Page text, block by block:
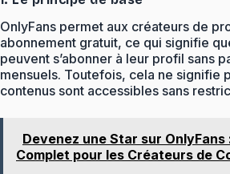
OnlyFans permet aux créateurs de
abonnement gratuit, ce qui signifie
peuvent s’abonner à leur profil sans
mensuels. Toutefois, cela ne signifie
contenus sont accessibles sans
Devenez une Star sur OnlyFans
Complet pour les Créateurs de